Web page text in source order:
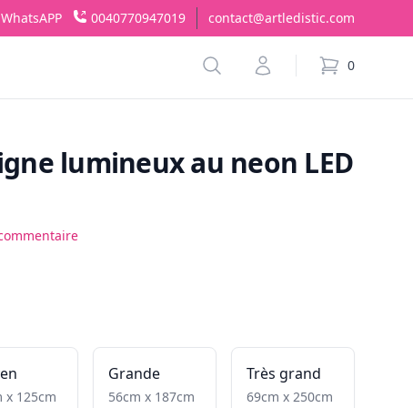
WhatsAPP 0040770947019 contact@artledistic.com
Search Account 0
items in cart,
lumineux au neon LED
x 125cm
Grande
56cm x 187cm
Très grand
69cm x 250cm